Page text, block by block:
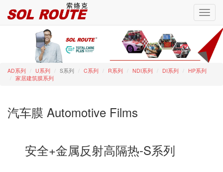
AD系列 U系列 S系列 C系列 R系列 NDI系列 DI系列
HP系列
家居建筑膜系列
汽车膜 Automotive Films
安全+金属反射高隔热-S系列